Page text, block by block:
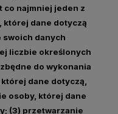
co najmniej jeden z
której dane dotyczą
swoich danych
liczbie określonych
do wykonania
dane dotyczą,
osoby, której dane
(3) przetwarzanie